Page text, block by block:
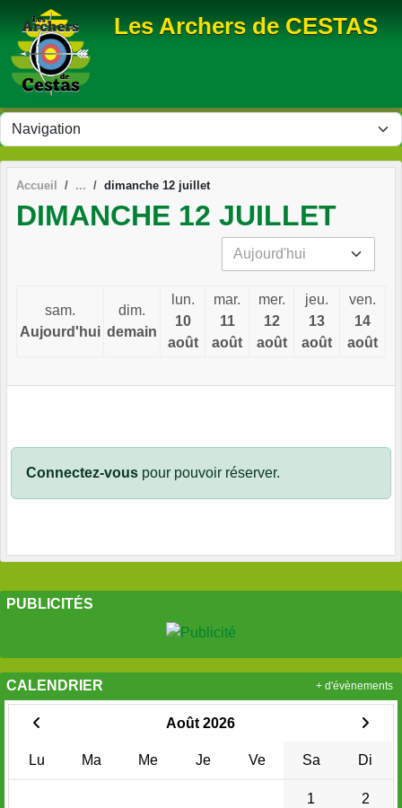
Les Archers de CESTAS
Accueil dimanche 12 juillet
DIMANCHE 12 JUILLET
sam.
Aujourd'hui
dim.
demain
lun.
10
août
mar.
11
août
mer.
12
août
jeu.
13
août
ven.
14
août
Connectez-vous pour pouvoir réserver.
PUBLICITÉS
CALENDRIER
Août 2026
Lu Ma Me Je Ve Sa Di
1 2
+ d'évènements
Panneau de gestion des cookies